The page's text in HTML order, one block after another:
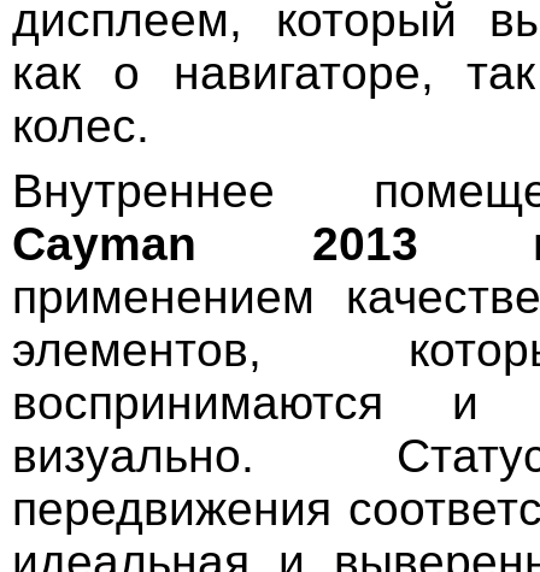
дисплеем, который
как о навигаторе,
колес.
Внутреннее
Cayman 2013
применением
элементов,
воспринимаются
визуально.
передвижения